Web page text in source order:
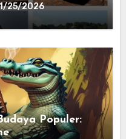
25/2026
Populer: